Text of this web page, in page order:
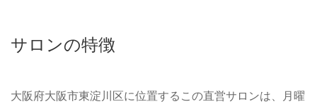
サロンの特徴
大阪府大阪市東淀川区に位置するこの直営サロンは、月曜